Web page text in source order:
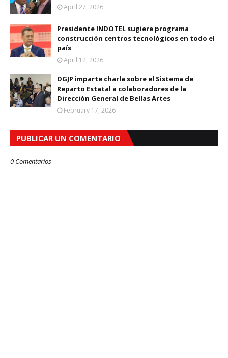
April 27, 2026
Presidente INDOTEL sugiere programa
construcción centros tecnológicos en todo el
país
April 12, 2026
DGJP imparte charla sobre el Sistema de
Reparto Estatal a colaboradores de la
Dirección General de Bellas Artes
February 17, 2026
PUBLICAR UN COMENTARIO
0 Comentarios